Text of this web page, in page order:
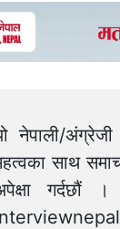
नेपाली/
साथ
गर्दछौं